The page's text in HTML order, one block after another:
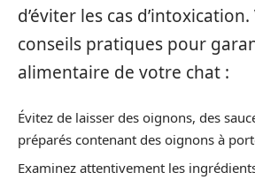
d’éviter les cas
conseils pratiques pour
alimentaire de votre chat :
Évitez de laisser des oignons, des
préparés contenant des oignons à
Examinez attentivement les